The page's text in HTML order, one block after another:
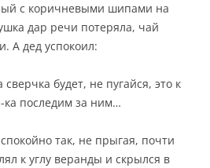
с коричневыми шипами на
дар речи потеряла, чай
А дед успокоил:
будет, не пугайся, это к
ка последим за ним…
так, не прыгая, почти
к углу веранды и скрылся в